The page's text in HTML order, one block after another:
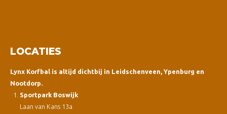
LOCATIES
Lynx Korfbal is altijd dichtbij in Leidschenveen, Ypenburg en
Nootdorp.
Sportpark Boswijk
Laan van Kans 13a